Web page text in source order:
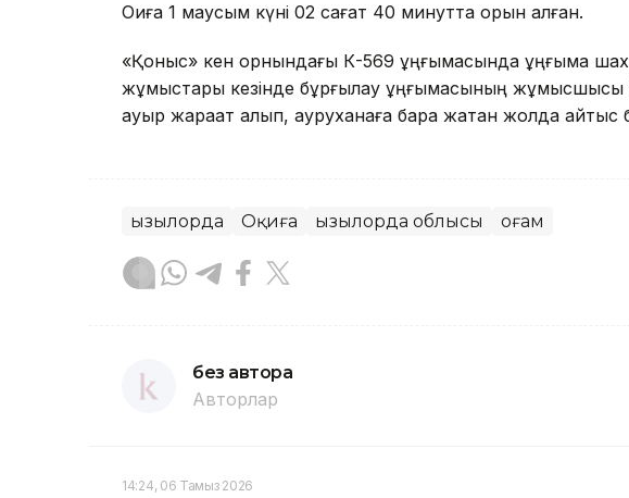
Оқиға 1 маусым күні 02 сағат 40 минутта орын алған.
«Қоныс» кен орнындағы К-569 ұңғымасында ұңғыма
жұмыстары кезінде бұрғылау ұңғымасының
ауыр жарақат алып, ауруханаға бара жатқан жолда
Қызылорда Оқиға Қызылорда облысы Қоғам
без автора
Авторлар
14:24, 06 Тамыз 2026